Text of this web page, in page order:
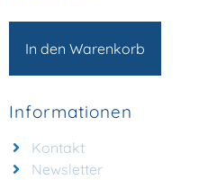
In den Warenkorb
Informationen
Kontakt
Newsletter